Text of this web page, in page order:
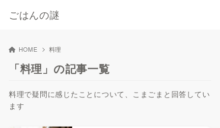
ごはんの謎
HOME 料理
「料理」の記事一覧
料理で疑問に感じたことについて、こまごまと回答してい
ます